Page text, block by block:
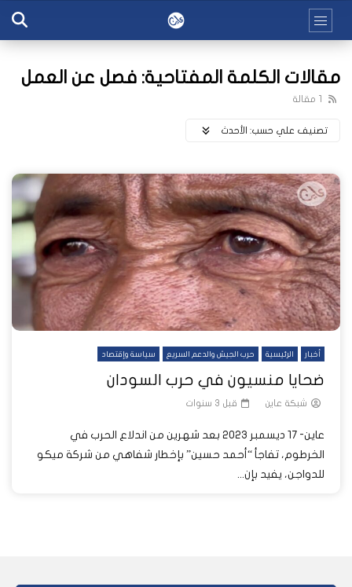
مقالات الكلمة المفتاحية: فصل عن العمل
1 مقالة
تصنيف علي حسب: اﻷحدث
أخبار الرئيسية حرب الجيش والدعم السريع سياسة وإقتصاد
ضحايا منسيون في حرب السودان
شبكة عاين قبل 3 سنوات
عاين- 17 ديسمبر 2023 بعد شهرين من اندلاع الحرب في
الخرطوم، تفاجأ “أحمد حسين” بإخطار شفاهي من شركة ميكو
للدواجن، يفيد بإن...